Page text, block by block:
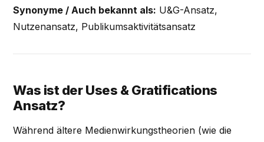
Synonyme / Auch bekannt als: U&G-Ansatz,
Nutzenansatz, Publikumsaktivitätsansatz
Was ist der Uses & Gratifications
Ansatz?
Während ältere Medienwirkungstheorien (wie die